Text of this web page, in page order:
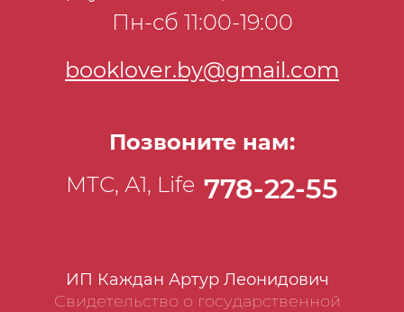
приготовил? Научи и нас!»
ИП Каждан Артур Леонидович
Свидетельство о государственной
Пн-сб 11:00-19:00
booklover.by@gmail.com
Позвоните нам:
МТС, А1, Life 778-22-55